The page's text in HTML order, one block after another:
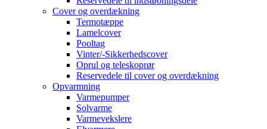
Cover og overdækning
Termotæppe
Lamelcover
Pooltag
Vinter/-Sikkerhedscover
Oprul og teleskoprør
Reservedele til cover og overdækning
Opvarmning
Varmepumper
Solvarme
Varmevekslere